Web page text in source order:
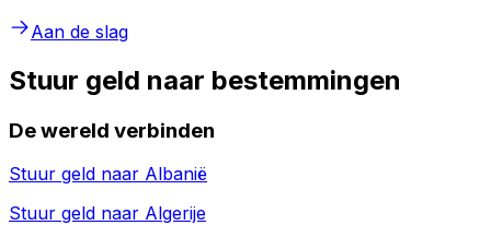
Aan de slag
Stuur geld naar bestemmingen
De wereld verbinden
Stuur geld naar Albanië
Stuur geld naar Algerije